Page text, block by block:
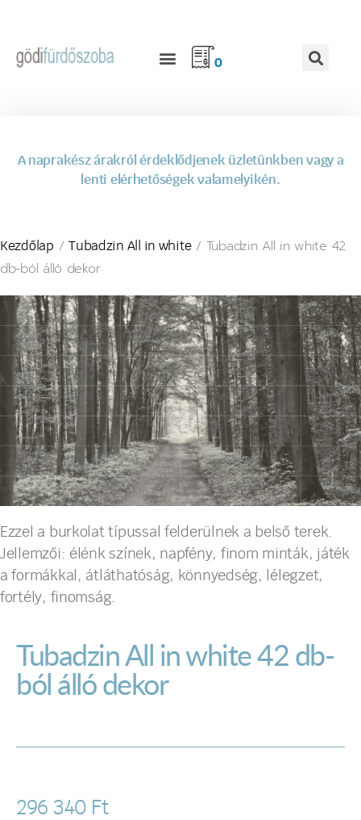
0
A naprakész árakról érdeklődjenek üzletünkben vagy a
lenti elérhetőségek valamelyikén.
Kezdőlap /Tubadzin All in white/ Tubadzin All in white 42
db-ból álló dekor
Ezzel a burkolat típussal felderülnek a belső terek.
Jellemzői: élénk színek, napfény, finom minták, játék
a formákkal, átláthatóság, könnyedség, lélegzet,
fortély, finomság.
Tubadzin All in white 42 db-
ból álló dekor
296 340 Ft